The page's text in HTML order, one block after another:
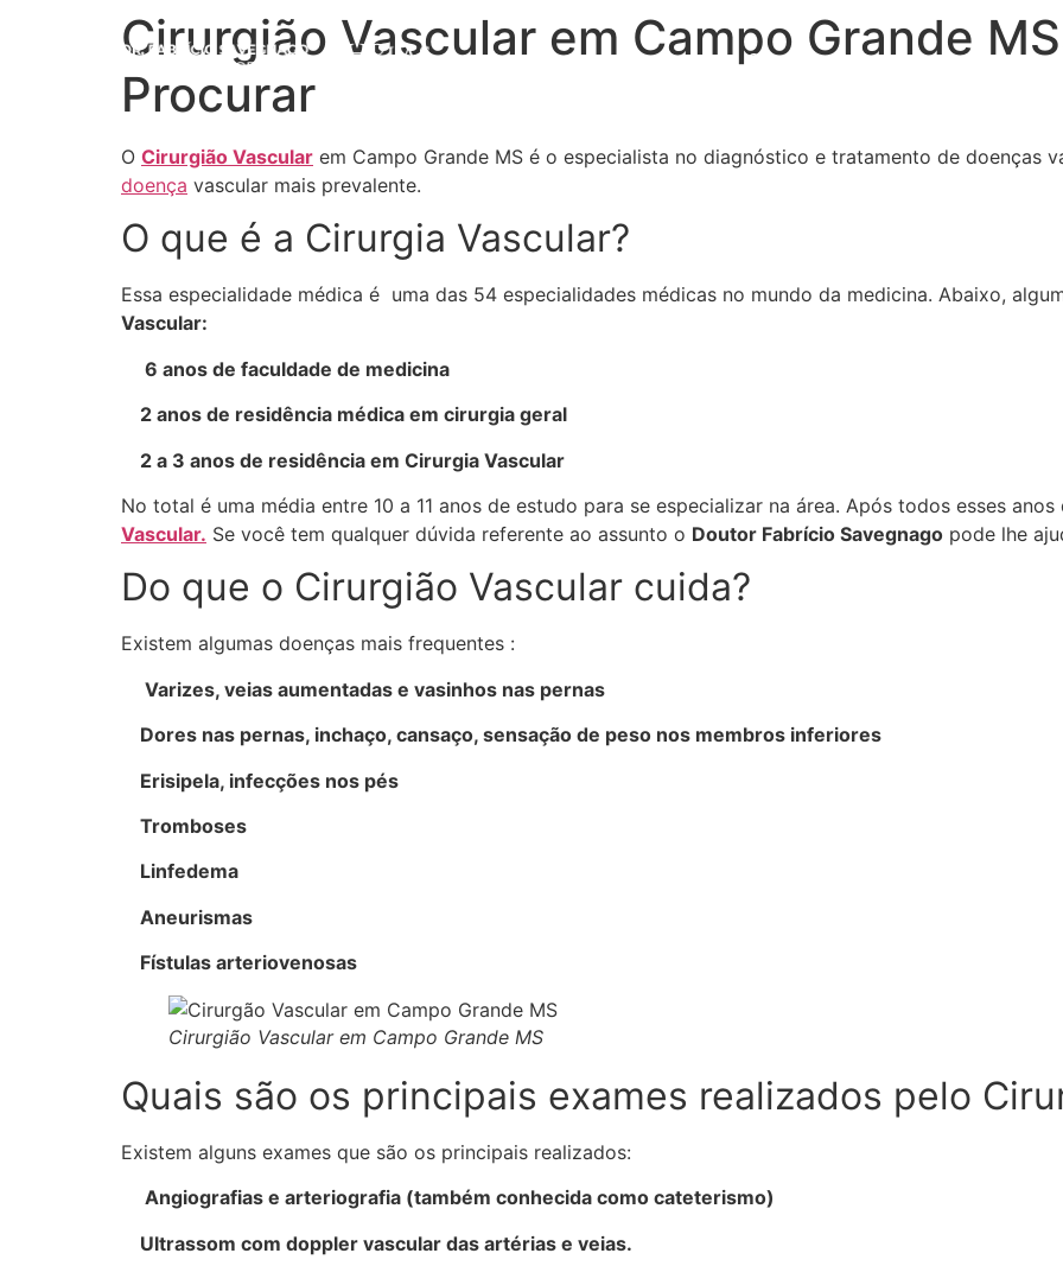
Home Sobre Tratamentos Estrutura
Cirurgião Vascular em Campo Grande
Procurar
O Cirurgião Vascular em Campo Grande MS é o especialista no diagnóstico e tratamento de doenças
doença vascular mais prevalente.
O que é a Cirurgia Vascular?
Essa especialidade médica é uma das 54 especialidades médicas no mundo da medicina. Abaixo,
Vascular:
6 anos de faculdade de medicina
2 anos de residência médica em cirurgia geral
2 a 3 anos de residência em Cirurgia Vascular
No total é uma média entre 10 a 11 anos de estudo para se especializar na área. Após todos esses
Vascular. Se você tem qualquer dúvida referente ao assunto o Doutor Fabrício Savegnago pode lhe
Do que o Cirurgião Vascular cuida?
Existem algumas doenças mais frequentes :
Varizes, veias aumentadas e vasinhos nas pernas
Dores nas pernas, inchaço, cansaço, sensação de peso nos membros inferiores
Erisipela, infecções nos pés
Tromboses
Linfedema
Aneurismas
Fístulas arteriovenosas
Cirurgião Vascular em Campo Grande MS
Quais são os principais exames realizados pelo
Existem alguns exames que são os principais realizados:
Angiografias e arteriografia (também conhecida como cateterismo)
Ultrassom com doppler vascular das artérias e veias.